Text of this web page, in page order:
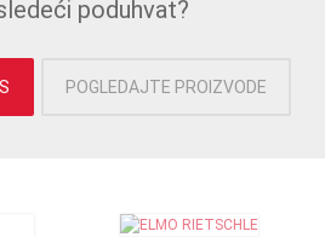
poduhvat?
POGLEDAJTE PROIZVODE